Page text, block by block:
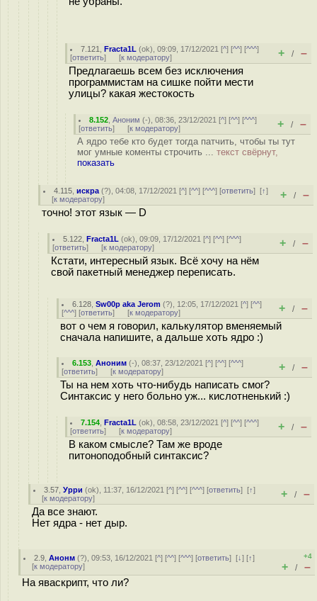
7.121 ,Fracta1L (ok), 09:09, 17/12/2021 [^] [^^] [^^^]
[ответить] [к модератору] + / –
Предлагаешь всем без исключения
программистам на сишке пойти мести
улицы? какая жестокость
8.152 ,Аноним (-), 08:36, 23/12/2021 [^] [^^] [^^^]
[ответить] [к модератору] + / –
А ядро тебе кто будет тогда патчить, чтобы ты тут
мог умные коменты строчить ... текст свёрнут,
показать
4.115 ,искра (?), 04:08, 17/12/2021 [^] [^^] [^^^] [ответить][↑]
[к модератору] + / –
точно! этот язык — D
5.122 ,Fracta1L (ok), 09:09, 17/12/2021 [^] [^^] [^^^]
[ответить] [к модератору] + / –
Кстати, интересный язык. Всё хочу на нём
свой пакетный менеджер переписать.
6.128 ,Sw00p aka Jerom (?), 12:05, 17/12/2021 [^] [^^]
[^^^] [ответить] [к модератору] + / –
вот о чем я говорил, калькулятор вменяемый
сначала напишите, а дальше хоть ядро :)
6.153 ,Аноним (-), 08:37, 23/12/2021 [^] [^^] [^^^]
[ответить] [к модератору] + / –
Ты на нем хоть что-нибудь написать смог?
Синтаксис у него больно уж... кислотненький :)
7.154 ,Fracta1L (ok), 08:58, 23/12/2021 [^] [^^] [^^^]
[ответить] [к модератору] + / –
В каком смысле? Там же вроде
питоноподобный синтаксис?
3.57 ,Урри (ok), 11:37, 16/12/2021 [^] [^^] [^^^] [ответить][↑]
[к модератору] + / –
Да все знают.
Нет ядра - нет дыр.
2.9 ,Анонм (?), 09:53, 16/12/2021 [^] [^^] [^^^] [ответить][↓] [↑]
[к модератору]
+4
+ / –
На яваскрипт, что ли?